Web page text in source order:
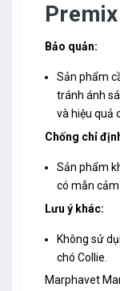
Bảo quản:
Sản phẩm
tránh ánh
và hiệu quả
Chống chỉ
Sản phẩm
có mẫn
Lưu ý khác:
Không sử
chó Collie.
Marphavet